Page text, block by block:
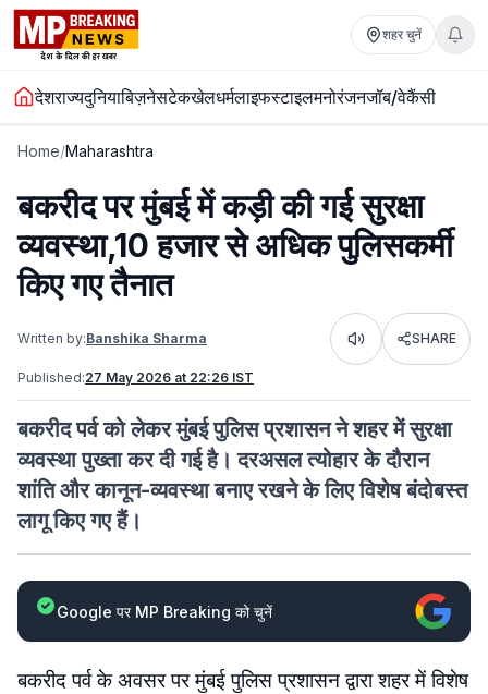
शहर चुनें
देशराज्यदुनियाबिज़नेसटेकखेलधर्मलाइफस्टाइलमनोरंजनजॉब/वेकैंसी
Home/Maharashtra
बकरीद पर मुंबई में कड़ी की गई सुरक्षा
व्यवस्था,10 हजार से अधिक पुलिसकर्मी
किए गए तैनात
Written by:Banshika Sharma Listen SHARE
Published:27 May 2026 at 22:26 IST
बकरीद पर्व को लेकर मुंबई पुलिस प्रशासन ने शहर में सुरक्षा
व्यवस्था पुख्ता कर दी गई है। दरअसल त्योहार के दौरान
शांति और कानून-व्यवस्था बनाए रखने के लिए विशेष बंदोबस्त
लागू किए गए हैं।
Google पर MP Breaking को चुनें
बकरीद पर्व के अवसर पर मुंबई पुलिस प्रशासन द्वारा शहर में विशेष